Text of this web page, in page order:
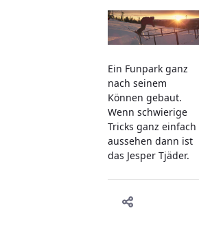
Ein Funpark ganz
nach seinem
Können gebaut.
Wenn schwierige
Tricks ganz einfach
aussehen dann ist
das Jesper Tjäder.